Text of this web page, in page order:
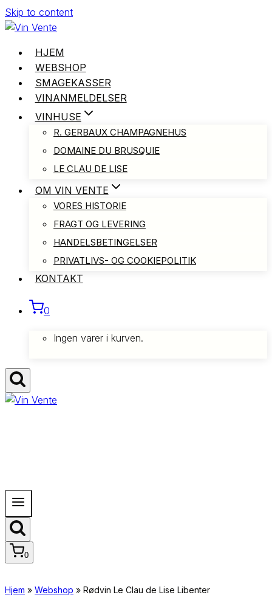
Skip to content
HJEM
WEBSHOP
SMAGEKASSER
VINANMELDELSER
VINHUSE
R. GERBAUX CHAMPAGNEHUS
DOMAINE DU BRUSQUIE
LE CLAU DE LISE
OM VIN VENTE
VORES HISTORIE
FRAGT OG LEVERING
HANDELSBETINGELSER
PRIVATLIVS- OG COOKIEPOLITIK
KONTAKT
0
Ingen varer i kurven.
0
Hjem » Webshop » Rødvin Le Clau de Lise Libenter